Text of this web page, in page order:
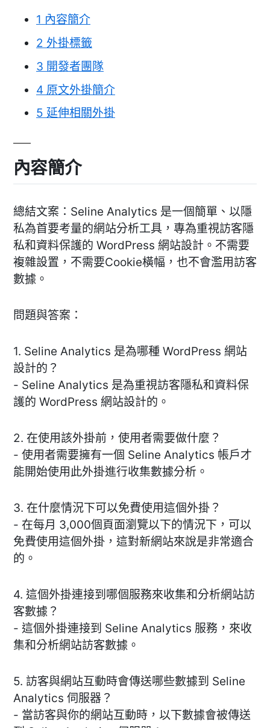
1 內容簡介
2 外掛標籤
3 開發者團隊
4 原文外掛簡介
5 延伸相關外掛
內容簡介
總結文案：Seline Analytics 是一個簡單、以隱
私為首要考量的網站分析工具，專為重視訪客隱
私和資料保護的 WordPress 網站設計。不需要
複雜設置，不需要Cookie橫幅，也不會濫用訪客
數據。
問題與答案：
1. Seline Analytics 是為哪種 WordPress 網站
設計的？
- Seline Analytics 是為重視訪客隱私和資料保
護的 WordPress 網站設計的。
2. 在使用該外掛前，使用者需要做什麼？
- 使用者需要擁有一個 Seline Analytics 帳戶才
能開始使用此外掛進行收集數據分析。
3. 在什麼情況下可以免費使用這個外掛？
- 在每月 3,000個頁面瀏覽以下的情況下，可以
免費使用這個外掛，這對新網站來說是非常適合
的。
4. 這個外掛連接到哪個服務來收集和分析網站訪
客數據？
- 這個外掛連接到 Seline Analytics 服務，來收
集和分析網站訪客數據。
5. 訪客與網站互動時會傳送哪些數據到 Seline
Analytics 伺服器？
- 當訪客與你的網站互動時，以下數據會被傳送